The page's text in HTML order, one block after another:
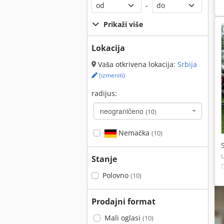
-
Prikaži više
Lokacija
Vaša otkrivena lokacija: Srbija
(izmeniti)
radijus:
neograničeno (10)
Nemačka (10)
Stanje
Polovno (10)
Prodajni format
Mali oglasi (10)